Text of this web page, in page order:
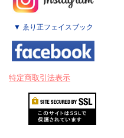
▼ ゑり正フェイスブック
特定商取引法表示